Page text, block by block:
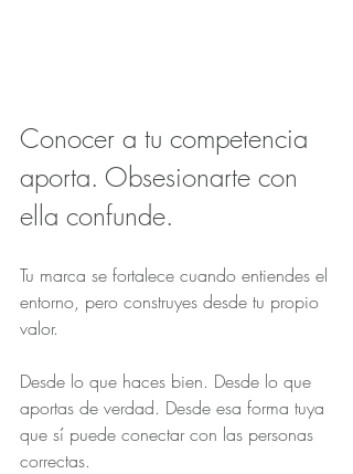
Conocer a tu competencia
aporta. Obsesionarte con
ella confunde.
Tu marca se fortalece cuando entiendes el
entorno, pero construyes desde tu propio
valor.
Desde lo que haces bien. Desde lo que
aportas de verdad. Desde esa forma tuya
que sí puede conectar con las personas
correctas.